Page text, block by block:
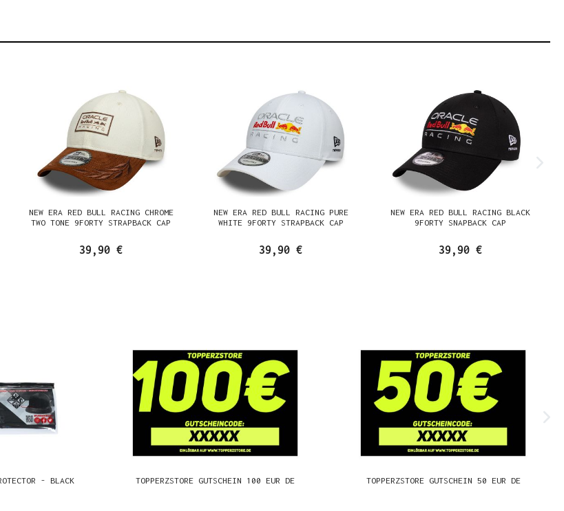
NEW ERA RED BULL RACING CHROME
TWO TONE 9FORTY STRAPBACK CAP
39,90 €
NEW ERA RED BULL RACING PURE
WHITE 9FORTY STRAPBACK CAP
39,90 €
NEW ERA RED BULL RACING BLACK
9FORTY SNAPBACK CAP
39,90 €
- BLACK TOPPERZSTORE GUTSCHEIN 100 EUR DE TOPPERZSTORE GUTSCHEIN 50 EUR DE